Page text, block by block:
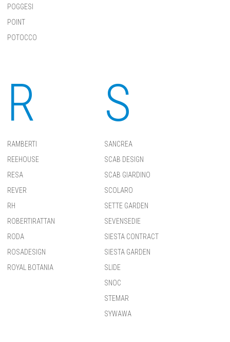
POGGESI
POINT
POTOCCO
R
RAMBERTI
REEHOUSE
RESA
REVER
RH
ROBERTIRATTAN
RODA
ROSADESIGN
ROYAL BOTANIA
S
SANCREA
SCAB DESIGN
SCAB GIARDINO
SCOLARO
SETTE GARDEN
SEVENSEDIE
SIESTA CONTRACT
SIESTA GARDEN
SLIDE
SNOC
STEMAR
SYWAWA